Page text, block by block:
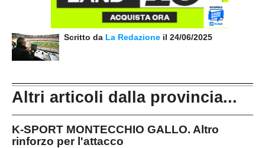
Scritto da La Redazione il 24/06/2025
Altri articoli dalla provincia...
K-SPORT MONTECCHIO GALLO. Altro
rinforzo per l'attacco